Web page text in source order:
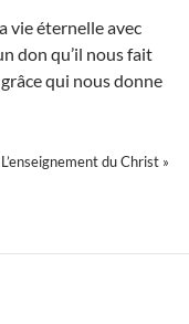
vie éternelle avec
don qu’il nous fait
qui nous donne
du Christ »